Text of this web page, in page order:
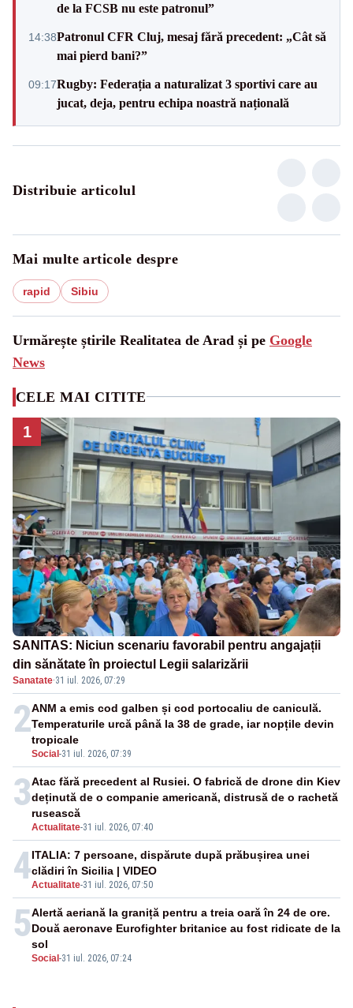
de la FCSB nu este patronul”
14:38Patronul CFR Cluj, mesaj fără precedent: „Cât să
mai pierd bani?”
09:17Rugby: Federația a naturalizat 3 sportivi care au
jucat, deja, pentru echipa noastră națională
Distribuie articolul
Mai multe articole despre
rapid Sibiu
Urmărește știrile Realitatea de Arad și pe Google
News
CELE MAI CITITE
1
SANITAS: Niciun scenariu favorabil pentru angajații
din sănătate în proiectul Legii salarizării
Sanatate·31 iul. 2026, 07:29
2
Social -31 iul. 2026, 07:39
ANM a emis cod galben și cod portocaliu de caniculă.
Temperaturile urcă până la 38 de grade, iar nopțile devin
tropicale
3
Actualitate-31 iul. 2026, 07:40
Atac fără precedent al Rusiei. O fabrică de drone din Kiev
deținută de o companie americană, distrusă de o rachetă
rusească
4Actualitate-31 iul. 2026, 07:50
ITALIA: 7 persoane, dispărute după prăbușirea unei
clădiri în Sicilia | VIDEO
5
Social -31 iul. 2026, 07:24
Alertă aeriană la graniță pentru a treia oară în 24 de ore.
Două aeronave Eurofighter britanice au fost ridicate de la
sol